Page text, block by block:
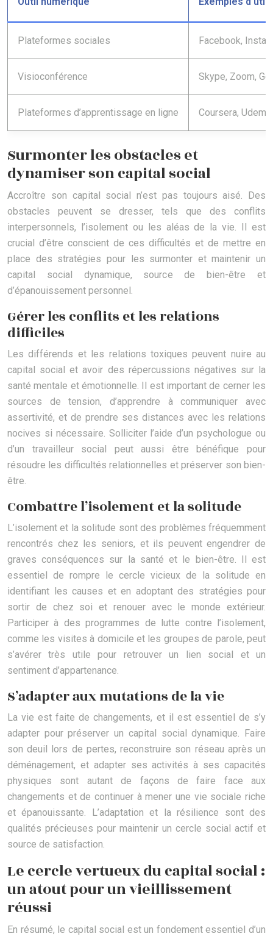
Plateformes sociales Facebook,
Visioconférence Skype, Zoom,
Plateformes d’apprentissage en ligne Coursera, Udemy
Surmonter les obstacles et
dynamiser son capital social
Accroître son capital social n’est pas toujours aisé. Des
obstacles peuvent se dresser, tels que des conflits
interpersonnels, l’isolement ou les aléas de la vie. Il est
crucial d’être conscient de ces difficultés et de mettre en
place des stratégies pour les surmonter et maintenir un
capital social dynamique, source de bien-être et
d’épanouissement personnel.
Gérer les conflits et les relations
difficiles
Les différends et les relations toxiques peuvent nuire au
capital social et avoir des répercussions négatives sur la
santé mentale et émotionnelle. Il est important de cerner les
sources de tension, d’apprendre à communiquer avec
assertivité, et de prendre ses distances avec les relations
nocives si nécessaire. Solliciter l’aide d’un psychologue ou
d’un travailleur social peut aussi être bénéfique pour
résoudre les difficultés relationnelles et préserver son bien-
être.
Combattre l’isolement et la solitude
L’isolement et la solitude sont des problèmes fréquemment
rencontrés chez les seniors, et ils peuvent engendrer de
graves conséquences sur la santé et le bien-être. Il est
essentiel de rompre le cercle vicieux de la solitude en
identifiant les causes et en adoptant des stratégies pour
sortir de chez soi et renouer avec le monde extérieur.
Participer à des programmes de lutte contre l’isolement,
comme les visites à domicile et les groupes de parole, peut
s’avérer très utile pour retrouver un lien social et un
sentiment d’appartenance.
S’adapter aux mutations de la vie
La vie est faite de changements, et il est essentiel de s’y
adapter pour préserver un capital social dynamique. Faire
son deuil lors de pertes, reconstruire son réseau après un
déménagement, et adapter ses activités à ses capacités
physiques sont autant de façons de faire face aux
changements et de continuer à mener une vie sociale riche
et épanouissante. L’adaptation et la résilience sont des
qualités précieuses pour maintenir un cercle social actif et
source de satisfaction.
Le cercle vertueux du capital social :
un atout pour un vieillissement
réussi
En résumé, le capital social est un fondement essentiel d’un